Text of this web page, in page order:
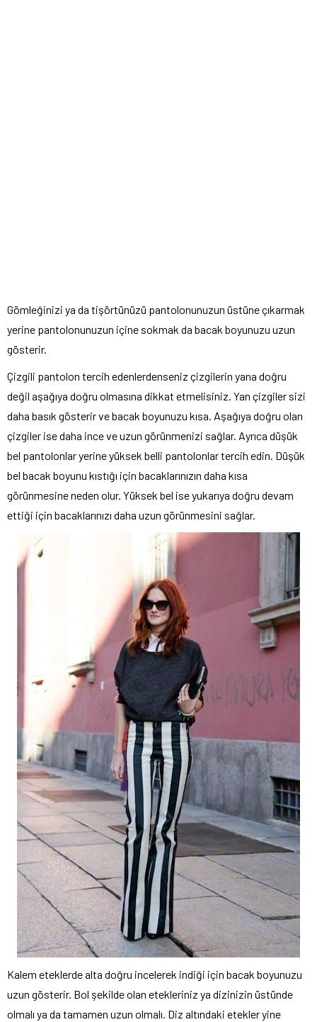
Gömleğinizi ya da tişörtünüzü pantolonunuzun üstüne çıkarmak
yerine pantolonunuzun içine sokmak da bacak boyunuzu uzun
gösterir.
Çizgili pantolon tercih edenlerdenseniz çizgilerin yana doğru
değil aşağıya doğru olmasına dikkat etmelisiniz. Yan çizgiler sizi
daha basık gösterir ve bacak boyunuzu kısa. Aşağıya doğru olan
çizgiler ise daha ince ve uzun görünmenizi sağlar. Ayrıca düşük
bel pantolonlar yerine yüksek belli pantolonlar tercih edin. Düşük
bel bacak boyunu kıstığı için bacaklarınızın daha kısa
görünmesine neden olur. Yüksek bel ise yukarıya doğru devam
ettiği için bacaklarınızı daha uzun görünmesini sağlar.
Kalem eteklerde alta doğru incelerek indiği için bacak boyunuzu
uzun gösterir. Bol şekilde olan etekleriniz ya dizinizin üstünde
olmalı ya da tamamen uzun olmalı. Diz altındaki etekler yine